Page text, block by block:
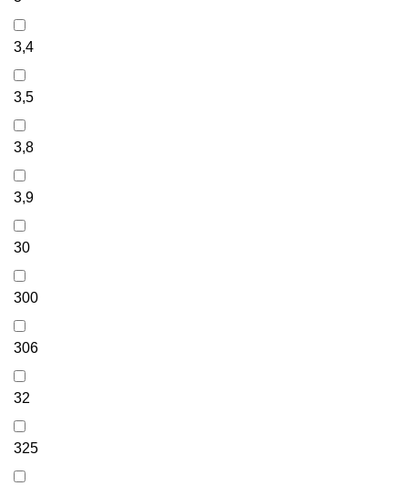
3,4
3,5
3,8
3,9
30
300
306
32
325